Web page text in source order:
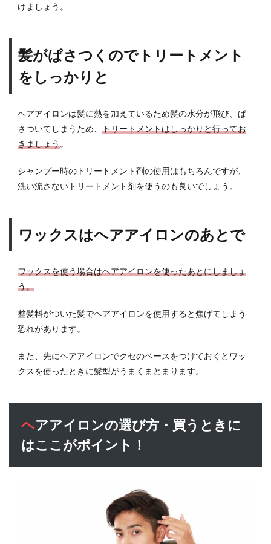
けましょう。
髪がぱさつくのでトリートメント
をしっかりと
ヘアアイロンは髪に熱を加えているため髪の水分が飛び、ぱ
さついてしまうため、 トリートメントはしっかりと行ってお
きましょう。
シャンプー時のトリートメント剤の使用はもちろんですが、
洗い流さないトリートメント剤を使うのも良いでしょう。
ワックスはヘアアイロンのあとで
ワックスを使う場合はヘアアイロンを使ったあとにしましょ
う。
整髪料がついた髪でヘアアイロンを使用すると焦げてしまう
恐れがあります。
また、先にヘアアイロンでクセのベースをつけておくとワッ
クスを使ったときに髪型がうまくまとまります。
ヘアアイロンの選び方・買うときに
はここがポイント！